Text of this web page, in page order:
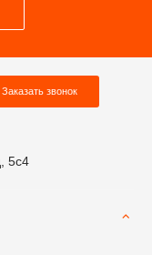
Заказать звонок
5с4